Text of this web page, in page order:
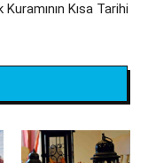
Kuramının Kısa Tarihi